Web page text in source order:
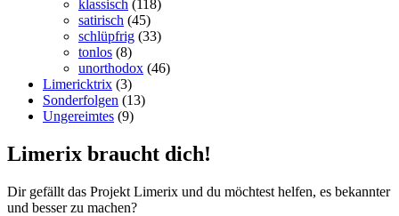
klassisch (118)
satirisch (45)
schlüpfrig (33)
tonlos (8)
unorthodox (46)
Limericktrix (3)
Sonderfolgen (13)
Ungereimtes (9)
Limerix braucht dich!
Dir gefällt das Projekt Limerix und du möchtest helfen, es bekannter
und besser zu machen?